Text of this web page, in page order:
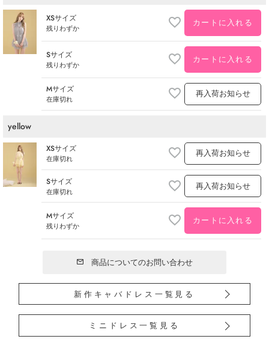
XSサイズ
残りわずか カートに入れる
Sサイズ
残りわずか カートに入れる
Mサイズ
在庫切れ 再入荷お知らせ
yellow
XSサイズ
在庫切れ 再入荷お知らせ
Sサイズ
在庫切れ 再入荷お知らせ
Mサイズ
残りわずか カートに入れる
商品についてのお問い合わせ
新作キャバドレス一覧見る
ミニドレス一覧見る